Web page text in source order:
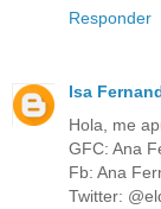
Responder
Isa
Hola, me
GFC: Ana
Fb: Ana
Twitter: